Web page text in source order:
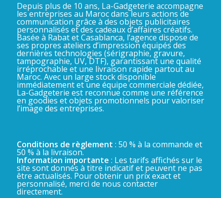
Depuis plus de 10 ans, La-Gadgeterie accompagne
les entreprises au Maroc dans leurs actions de
communication grâce à des objets publicitaires
personnalisés et des cadeaux d’affaires créatifs.
Basée à Rabat et Casablanca, l’agence dispose de
ses propres ateliers d’impression équipés des
dernières technologies (sérigraphie, gravure,
tampographie, UV, DTF), garantissant une qualité
irréprochable et une livraison rapide partout au
Maroc. Avec un large stock disponible
immédiatement et une équipe commerciale dédiée,
La-Gadgeterie est reconnue comme une référence
en goodies et objets promotionnels pour valoriser
l’image des entreprises.
Conditions de règlement : 50 % à la commande et
50 % à la livraison.
Information importante : Les tarifs affichés sur le
site sont donnés à titre indicatif et peuvent ne pas
être actualisés. Pour obtenir un prix exact et
personnalisé, merci de nous contacter
directement.